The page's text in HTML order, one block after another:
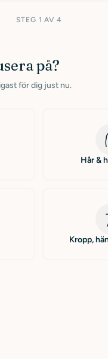
STEG 1 AV 4
på?
för dig just nu.
Hår &
Kropp,